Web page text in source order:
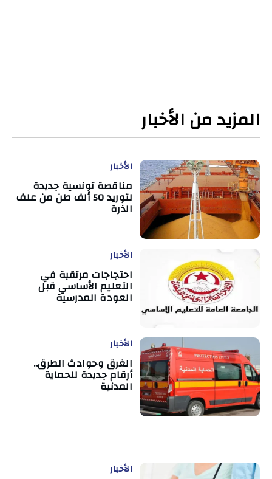
المزيد من الأخبار
الأخبار
مناقصة تونسية جديدة
لتوريد 50 ألف طن من علف
الذرة
الأخبار
احتجاجات مرتقبة في
التعليم الأساسي قبل
العودة المدرسية
الأخبار
الغرق وحوادث الطرق..
أرقام جديدة للحماية
المدنية
الأخبار